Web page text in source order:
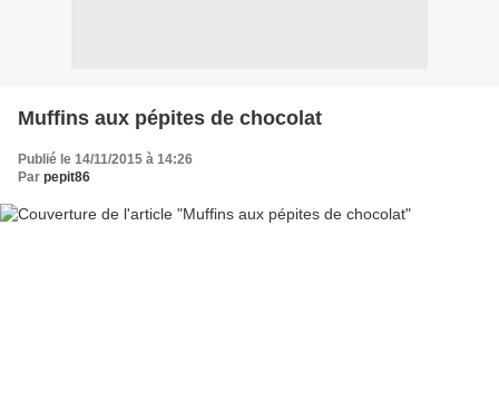
Muffins aux pépites de chocolat
Publié le 14/11/2015 à 14:26
Par pepit86